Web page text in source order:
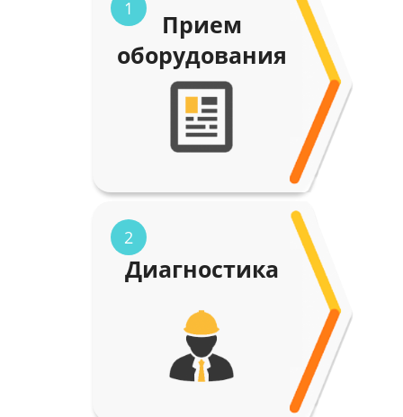
1
Прием
оборудования
2
Диагностика